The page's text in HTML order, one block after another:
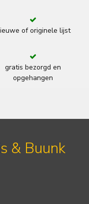
of originele lijst
gratis bezorgd en
opgehangen
& Buunk